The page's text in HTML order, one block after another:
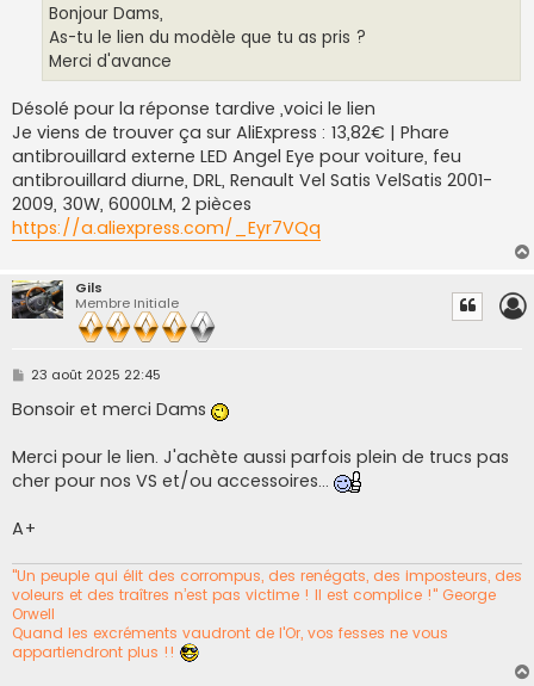
Bonjour Dams,
As-tu le lien du modèle que tu as pris ?
Merci d'avance
Désolé pour la réponse tardive ,voici le lien
Je viens de trouver ça sur AliExpress : 13,82€ | Phare
antibrouillard externe LED Angel Eye pour voiture, feu
antibrouillard diurne, DRL, Renault Vel Satis VelSatis 2001-
2009, 30W, 6000LM, 2 pièces
https://a.aliexpress.com/_Eyr7VQq
Gils
Membre Initiale
M
s
s
g
e
23 août 2025 22:45
Bonsoir et merci Dams
Merci pour le lien. J'achète aussi parfois plein de trucs pas
cher pour nos VS et/ou accessoires...
A+
"Un peuple qui élit des corrompus, des renégats, des imposteurs, des
voleurs et des traîtres n’est pas victime ! Il est complice !" George
Orwell
Quand les excréments vaudront de l'Or, vos fesses ne vous
appartiendront plus !!